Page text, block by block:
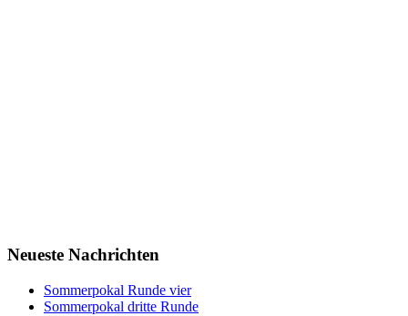
Neueste Nachrichten
Sommerpokal Runde vier
Sommerpokal dritte Runde